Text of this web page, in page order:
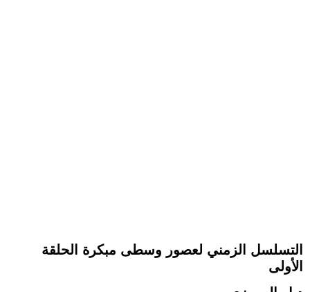
التسلسل الزمني لعصور وسطى مبكرة الحلقة
الأولى